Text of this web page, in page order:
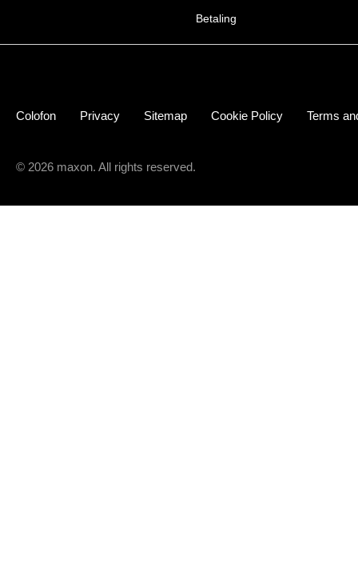
Betaling
Colofon Privacy Sitemap Cookie Policy Terms
© 2026 maxon. All rights reserved.